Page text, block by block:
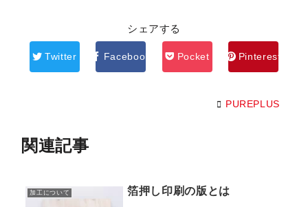
シェアする
Twitter Facebook Pocket Pinterest
PUREPLUS
関連記事
加工について 箔押し印刷の版とは